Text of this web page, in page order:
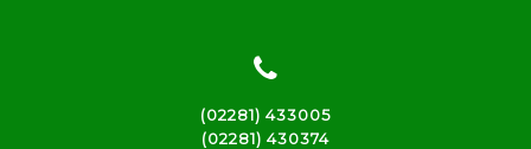
(02281) 433005
(02281) 430374